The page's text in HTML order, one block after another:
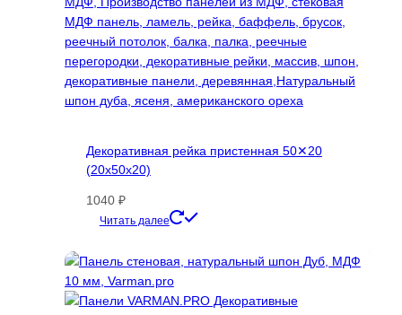
Декоративная рейка пристенная 50✕20
(20х50х20)
1040 ₽
Читать далее
имеет
вариаций.